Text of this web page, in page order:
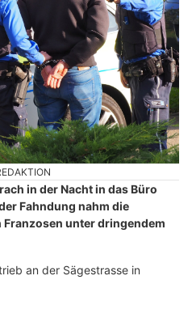
in der Nacht in das Büro
Fahndung nahm die
unter dringendem
an der Sägestrasse in